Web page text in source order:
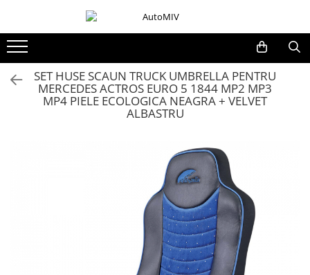
Oferta Saptamanii
Butoane
SET HUSE SCAUN TRUCK UMBRELLA PENTRU
MERCEDES ACTROS EURO 5 1844 MP2 MP3
MP4 PIELE ECOLOGICA NEAGRA + VELVET
ALBASTRU